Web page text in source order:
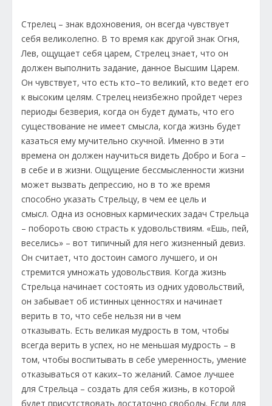
Стрелец – знак вдохновения, он всегда чувствует
себя великолепно. В то время как другой знак Огня,
Лев, ощущает себя царем, Стрелец знает, что он
должен выполнить задание, данное Высшим Царем.
Он чувствует, что есть кто–то великий, кто ведет его
к высоким целям. Стрелец неизбежно пройдет через
периоды безверия, когда он будет думать, что его
существование не имеет смысла, когда жизнь будет
казаться ему мучительно скучной. Именно в эти
времена он должен научиться видеть Добро и Бога –
в себе и в жизни. Ощущение бессмысленности жизни
может вызвать депрессию, но в то же время
способно указать Стрельцу, в чем ее цель и
смысл. Одна из основных кармических задач Стрельца
– побороть свою страсть к удовольствиям. «Ешь, пей,
веселись» – вот типичный для него жизненный девиз.
Он считает, что достоин самого лучшего, и он
стремится умножать удовольствия. Когда жизнь
Стрельца начинает состоять из одних удовольствий,
он забывает об истинных ценностях и начинает
верить в то, что себе нельзя ни в чем
отказывать. Есть великая мудрость в том, чтобы
всегда верить в успех, но не меньшая мудрость – в
том, чтобы воспитывать в себе умеренность, умение
отказываться от каких–то желаний. Самое лучшее
для Стрельца – создать для себя жизнь, в которой
будет присутствовать достаточно свободы. Если для